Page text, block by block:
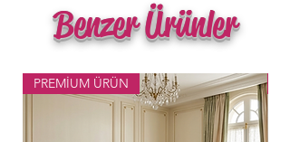
Benzer Ürünler
PREMİUM ÜRÜN